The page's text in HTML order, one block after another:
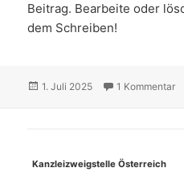
Beitrag. Bearbeite oder
dem Schreiben!
Posted
1. Juli 2025 1 Kommentar
Kanzleizweigstelle Österreich